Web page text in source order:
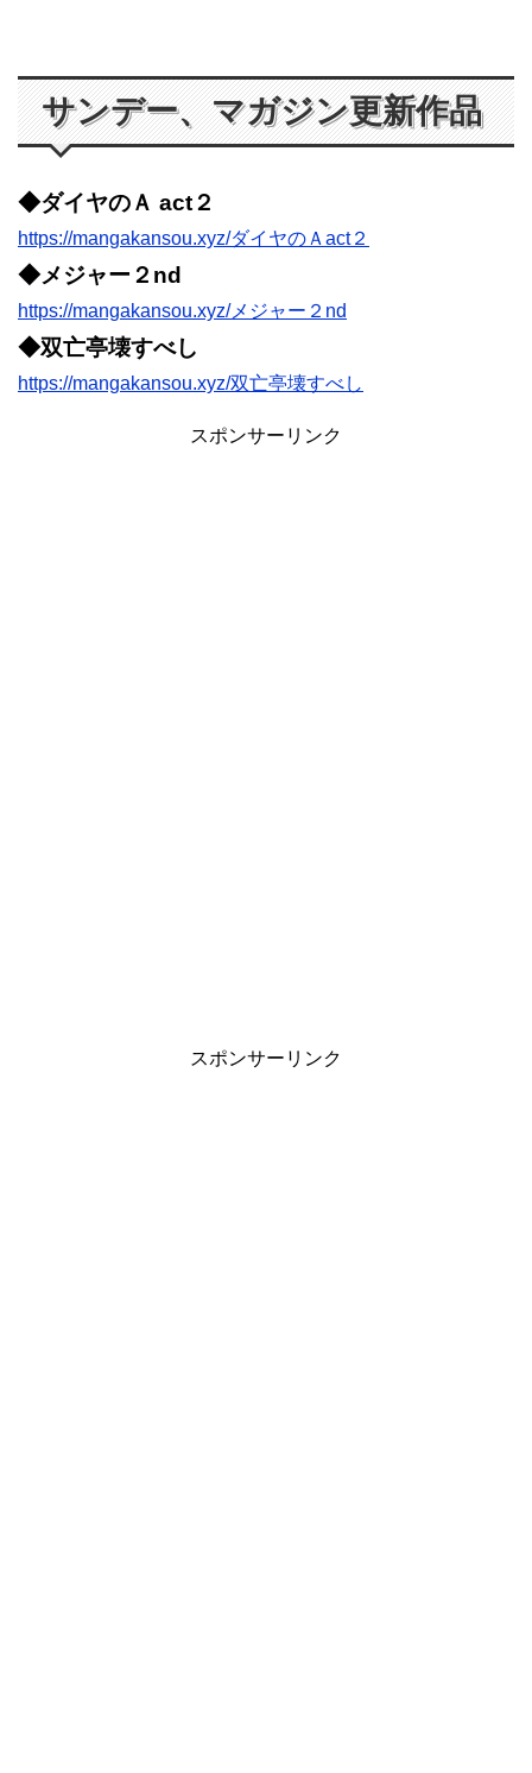
サンデー、マガジン更新作品
◆ダイヤのＡ act２
https://mangakansou.xyz/ダイヤのＡact２
◆メジャー２nd
https://mangakansou.xyz/メジャー２nd
◆双亡亭壊すべし
https://mangakansou.xyz/双亡亭壊すべし
スポンサーリンク
スポンサーリンク